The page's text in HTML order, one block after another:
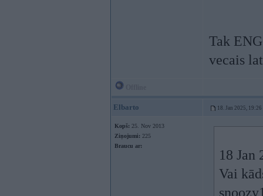
Tak
vecais
Elbarto 18. Jan 2025, 19:26
Kopš: 25. Nov 2013
Ziņojumi: 225
Braucu ar:
18 Jan
Vai